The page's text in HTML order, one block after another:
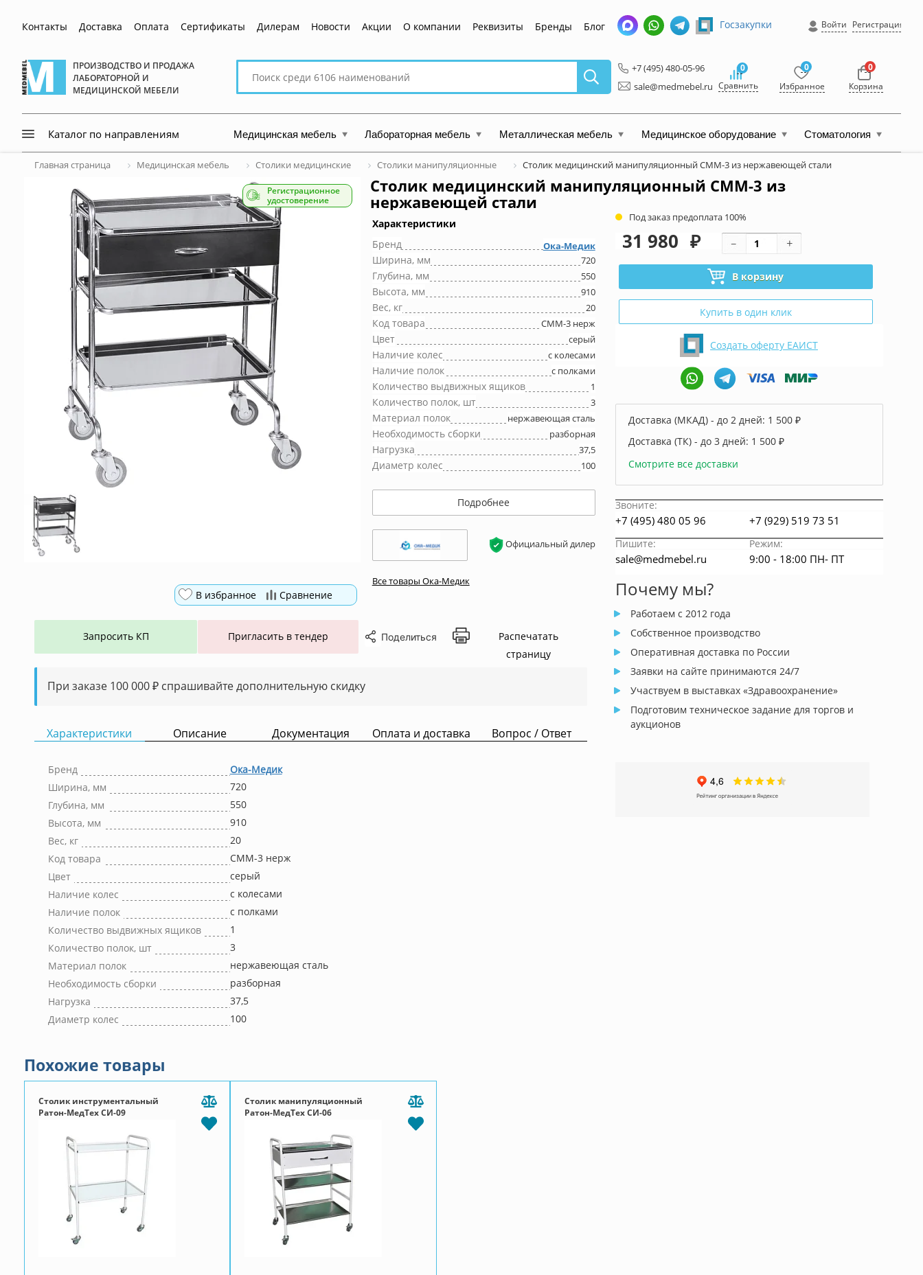
Контакты Доставка Оплата Сертификаты Дилерам Новости Акции О компании Реквизиты Бренды Блог
ПРОИЗВОДСТВО И ПРОДАЖА
ЛАБОРАТОРНОЙ И
МЕДИЦИНСКОЙ МЕБЕЛИ
Поиск
сайту
Госзакупки Войти Регистрация
+7 (495) 480-05-96
sale@medmebel.ru
0
Сравнить
0
Избранное
0
Корзина
Каталог по направлениям Медицинская мебель Лабораторная мебель Металлическая мебель Медицинское оборудование Стоматология
Главная страница Медицинская мебель Столики медицинские Столики манипуляционные Столик медицинский манипуляционный СММ-3 из нержавеющей стали
Столик медицинский манипуляционный СММ-3 из
нержавеющей стали
В избранное Сравнение
Регистрационное
удостоверение
Характеристики
Бренд
Ока-Медик
Ширина, мм 720
Глубина, мм 550
Высота, мм 910
Вес, кг 20
Код товара СММ-3 нерж
Цвет серый
Наличие колес с колесами
Наличие полок с полками
Количество выдвижных ящиков 1
Количество полок, шт 3
Материал полок нержавеющая сталь
Необходимость сборки разборная
Нагрузка 37,5
Диаметр колес 100
Подробнее
Официальный дилер
Все товары Ока-Медик
Запросить КП Пригласить в тендер Поделиться
Распечатать
страницу
При заказе 100 000 ₽ спрашивайте дополнительную скидку
Характеристики Описание Документация Оплата и доставка Вопрос / Ответ
Бренд
Ока-Медик
Ширина, мм
720
Глубина, мм
550
Высота, мм
910
Вес, кг
20
Код товара
СММ-3 нерж
Цвет
серый
Наличие колес
с колесами
Наличие полок
с полками
Количество выдвижных ящиков
1
Количество полок, шт
3
Материал полок
нержавеющая сталь
Необходимость сборки
разборная
Нагрузка
37,5
Диаметр колес
100
Под заказ предоплата 100%
31 980 ₽
В корзину
Купить в один клик
Создать оферту ЕАИСТ
Доставка (МКАД) - до 2 дней: 1 500 ₽
Доставка (ТК) - до 3 дней: 1 500 ₽
Смотрите все доставки
Звоните:
+7 (495) 480 05 96 +7 (929) 519 73 51
Пишите: Режим:
sale@medmebel.ru 9:00 - 18:00 ПН- ПТ
Почему мы?
Работаем с 2012 года
Собственное производство
Оперативная доставка по России
Заявки на сайте принимаются 24/7
Участвуем в выставках «Здравоохранение»
Подготовим техническое задание для торгов и
аукционов
Похожие товары
Столик инструментальный
Ратон-МедТех СИ-09
Столик манипуляционный
Ратон-МедТех СИ-06